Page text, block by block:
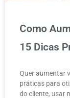
Como
15 Dicas
Quer aumentar
práticas para
do cliente, usar